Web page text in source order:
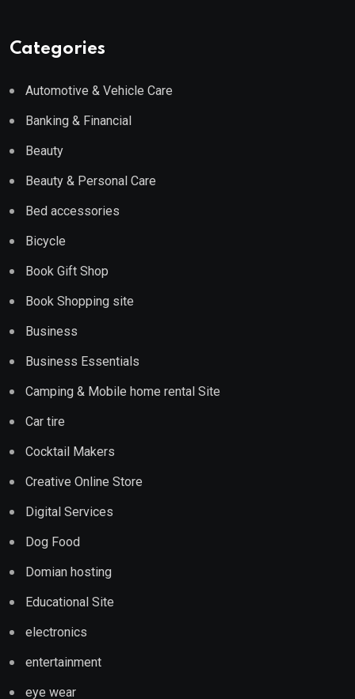
Categories
Automotive & Vehicle Care
Banking & Financial
Beauty
Beauty & Personal Care
Bed accessories
Bicycle
Book Gift Shop
Book Shopping site
Business
Business Essentials
Camping & Mobile home rental Site
Car tire
Cocktail Makers
Creative Online Store
Digital Services
Dog Food
Domian hosting
Educational Site
electronics
entertainment
eye wear